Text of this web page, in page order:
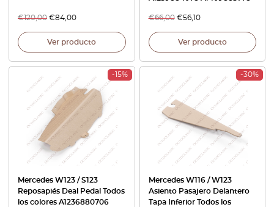
€120,00 €84,00
Ver producto
€66,00 €56,10
Ver producto
-15%
Mercedes W123 / S123
Reposapiés Deal Pedal Todos
los colores A1236880706
-30%
Mercedes W116 / W123
Asiento Pasajero Delantero
Tapa Inferior Todos los